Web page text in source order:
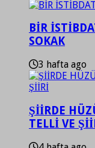
BİR
SOKAK
3 hafta ago
ŞİİRDE
TELLİ VE